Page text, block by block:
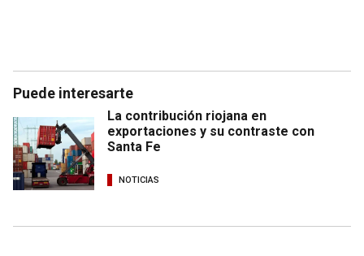
Puede interesarte
La contribución riojana en
exportaciones y su contraste con
Santa Fe
NOTICIAS